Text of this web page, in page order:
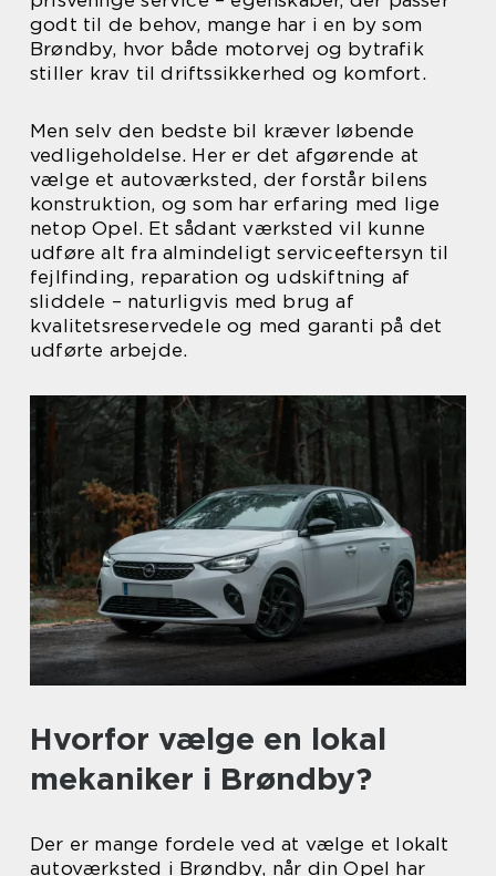
godt til de behov, mange har i en by som
Brøndby, hvor både motorvej og bytrafik
stiller krav til driftssikkerhed og komfort.
Men selv den bedste bil kræver løbende
vedligeholdelse. Her er det afgørende at
vælge et autoværksted, der forstår bilens
konstruktion, og som har erfaring med lige
netop Opel. Et sådant værksted vil kunne
udføre alt fra almindeligt serviceeftersyn til
fejlfinding, reparation og udskiftning af
sliddele – naturligvis med brug af
kvalitetsreservedele og med garanti på det
udførte arbejde.
Hvorfor vælge en lokal
mekaniker i Brøndby?
Der er mange fordele ved at vælge et lokalt
autoværksted i Brøndby, når din Opel har